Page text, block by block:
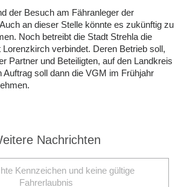
der Besuch am Fähranleger der
an dieser Stelle könnte es zukünftig zu
Noch betreibt die Stadt Strehla die
Lorenzkirch verbindet. Deren Betrieb soll,
Partner und Beteiligten, auf den Landkreis
Auftrag soll dann die VGM im Frühjahr
Nachrichten
Kennzeichen und keine gültige
Fahrerlaubnis